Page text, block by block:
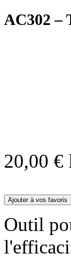
AC302 –
20,00 €
Outil